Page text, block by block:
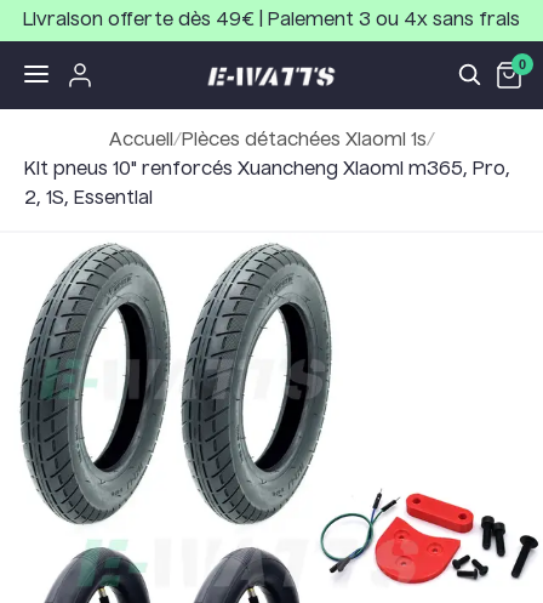
Livraison offerte dès 49€ | Paiement 3 ou 4x sans frais
0
Accueil / Pièces détachées Xiaomi 1s/
Kit pneus 10" renforcés Xuancheng Xiaomi m365, Pro,
2, 1S, Essential